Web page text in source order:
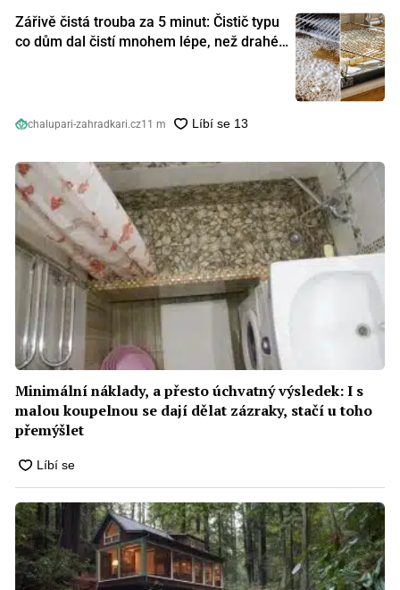
Zářivě čistá trouba za 5 minut: Čistič typu
co dům dal čistí mnohem lépe, než drahé
chalupari-zahradkari.cz11 m
Minimální náklady, a přesto úchvatný výsledek: I s
malou koupelnou se dají dělat zázraky, stačí u toho
přemýšlet